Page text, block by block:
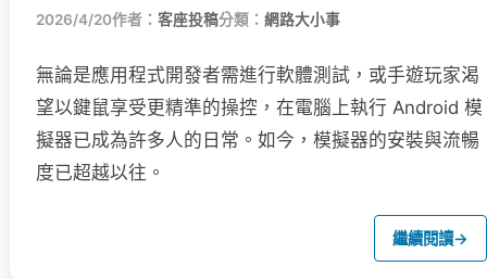
2026/4/20作者： 客座投稿分類： 網路大小事
無論是應用程式開發者需進行軟體測試，或手遊玩家渴
望以鍵鼠享受更精準的操控，在電腦上執行 Android 模
擬器已成為許多人的日常。如今，模擬器的安裝與流暢
度已超越以往。
繼續閱讀→